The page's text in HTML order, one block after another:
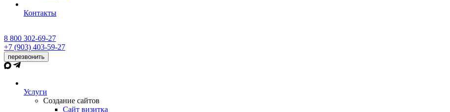
Контакты
8 800 302-69-27
+7 (903) 403-59-27
перезвонить
Услуги
Создание сайтов
Сайт визитка